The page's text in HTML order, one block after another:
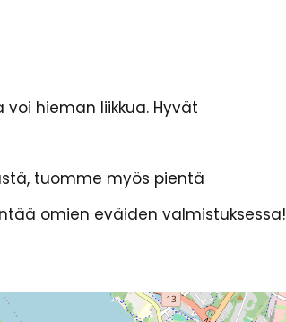
voi hieman liikkua. Hyvät
tuomme myös pientä
omien eväiden valmistuksessa!